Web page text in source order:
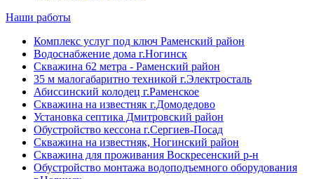
Наши работы
Комплекс услуг под ключ Раменский район
Водоснабжение дома г.Ногинск
Скважина 62 метра - Раменский район
35 м малогабаритно техникой г.Электросталь
Абиссинский колодец г.Раменское
Скважина на известняк г.Домодедово
Установка септика Дмитровский район
Обустройство кессона г.Сергиев-Посад
Скважина на известняк, Ногинский район
Скважина для проживания Воскресенский р-н
Обустройство монтажа водоподъемного оборудования